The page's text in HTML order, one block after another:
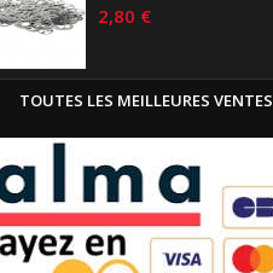
2,80 €
TOUTES LES MEILLEURES VENTES